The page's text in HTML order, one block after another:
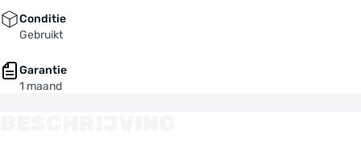
Conditie
Gebruikt
Garantie
1 maand